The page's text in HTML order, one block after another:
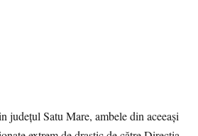
județul Satu Mare, ambele din aceeași